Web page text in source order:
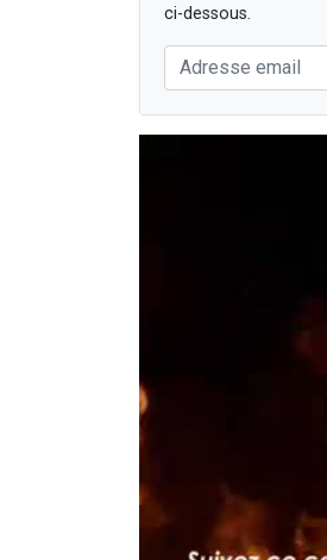
ci-dessous.